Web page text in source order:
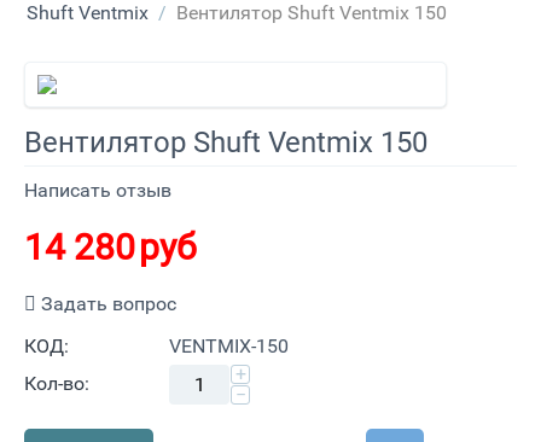
Shuft Ventmix / Вентилятор Shuft Ventmix 150
Вентилятор Shuft Ventmix 150
Написать отзыв
14 280руб
Задать вопрос
КОД:
VENTMIX-150
Кол-во:
+
−